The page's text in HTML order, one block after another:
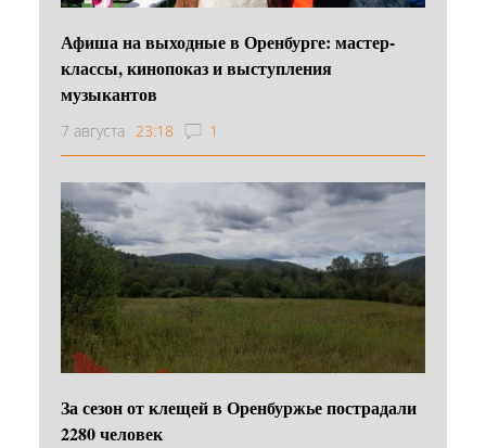
Афиша на выходные в Оренбурге: мастер-
классы, кинопоказ и выступления
музыкантов
7 августа 23:18 1
За сезон от клещей в Оренбуржье пострадали
2280 человек